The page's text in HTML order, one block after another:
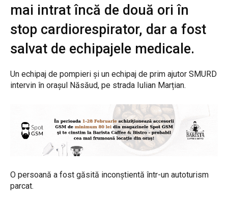
mai intrat încă de două ori în
stop cardiorespirator, dar a fost
salvat de echipajele medicale.
Un echipaj de pompieri și un echipaj de prim ajutor SMURD
intervin în orașul Năsăud, pe strada Iulian Marțian.
O persoană a fost găsită inconștientă într-un autoturism
parcat.